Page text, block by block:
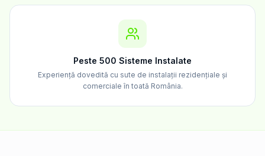
Peste 500 Sisteme Instalate
Experiență dovedită cu sute de instalații rezidențiale și
comerciale în toată România.